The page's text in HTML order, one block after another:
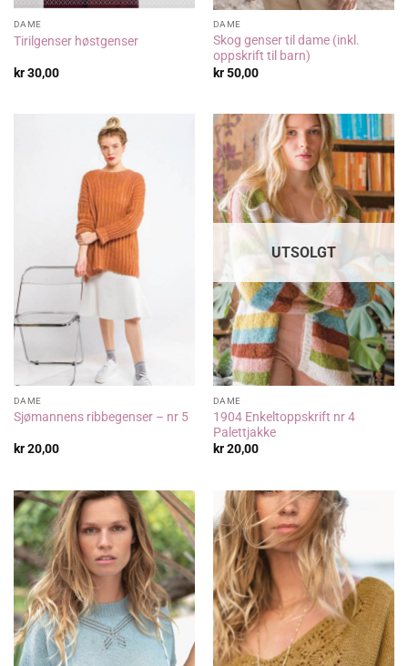
DAME
Tirilgenser høstgenser
kr30,00
DAME
Skog genser til dame (inkl.
oppskrift til barn)
kr50,00
DAME
Sjømannens ribbegenser – nr 5
kr20,00
UTSOLGT
DAME
1904 Enkeltoppskrift nr 4
Palettjakke
kr20,00